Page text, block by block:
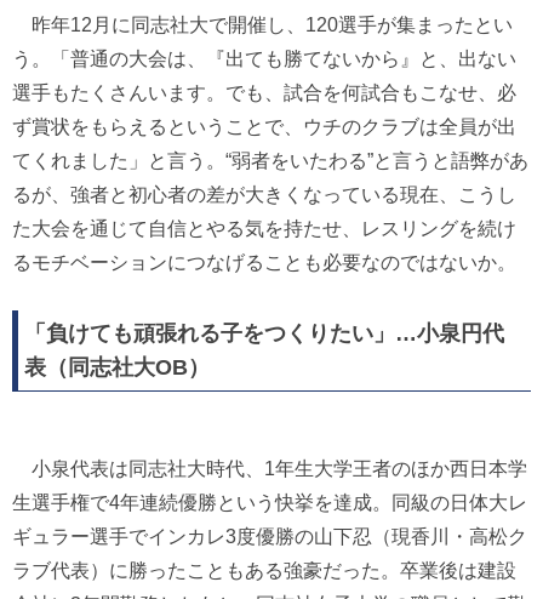
昨年12月に同志社大で開催し、120選手が集まったとい
う。「普通の大会は、『出ても勝てないから』と、出ない
選手もたくさんいます。でも、試合を何試合もこなせ、必
ず賞状をもらえるということで、ウチのクラブは全員が出
てくれました」と言う。“弱者をいたわる”と言うと語弊があ
るが、強者と初心者の差が大きくなっている現在、こうし
た大会を通じて自信とやる気を持たせ、レスリングを続け
るモチベーションにつなげることも必要なのではないか。
「負けても頑張れる子をつくりたい」…小泉円代
表（同志社大OB）
小泉代表は同志社大時代、1年生大学王者のほか西日本学
生選手権で4年連続優勝という快挙を達成。同級の日体大レ
ギュラー選手でインカレ3度優勝の山下忍（現香川・高松ク
ラブ代表）に勝ったこともある強豪だった。卒業後は建設